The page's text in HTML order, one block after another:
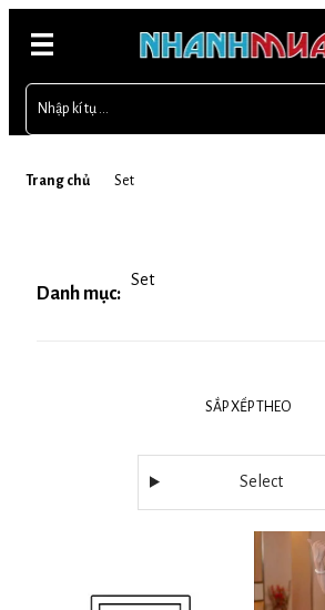
Trang chủ Set
Danh mục:
Set
SẮP XẾP THEO
Select